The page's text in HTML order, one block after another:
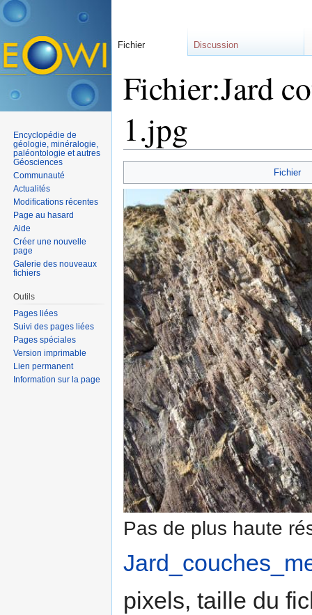
Fichier:Jard
1.jpg
Fichier
Pas de plus haute
pixels, taille du
Fichier Discussion
Encyclopédie de
géologie, minéralogie,
paléontologie et autres
Géosciences
Communauté
Actualités
Modifications récentes
Page au hasard
Aide
Créer une nouvelle
page
Galerie des nouveaux
fichiers
Outils
Pages liées
Suivi des pages liées
Pages spéciales
Version imprimable
Lien permanent
Information sur la page